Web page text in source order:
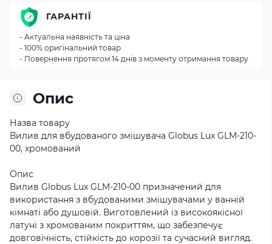
Опис
Назва товару
Вилив для вбудованого змішувача Globus Lux GLM-210-
00, хромований
Опис
Вилив Globus Lux GLM-210-00 призначений для
використання з вбудованими змішувачами у ванній
кімнаті або душовій. Виготовлений із високоякісної
латуні з хромованим покриттям, що забезпечує
довговічність, стійкість до корозії та сучасний вигляд.
ГАРАНТІЇ
- Актуальна наявність та ціна
- 100% оригінальний товар
- Повернення протягом 14 днів з моменту отримання товару